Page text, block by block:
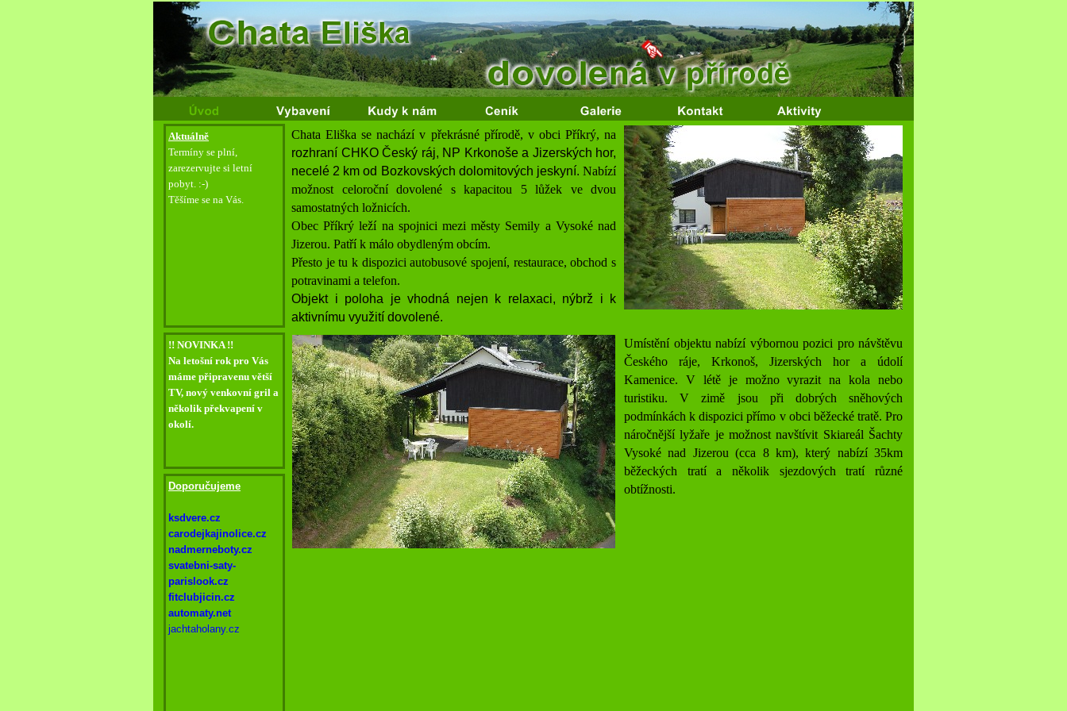
Aktuálně
Termíny se plní,
zarezervujte si letní
pobyt. :-)
Těšíme se na Vás.
Chata Eliška se nacházív překrásné přírodě, v obci Příkrý, na
rozhraní CHKO Český ráj, NP Krkonošea Jizerských hor,
necelé 2 km od Bozkovských dolomitových jeskyní. Nabízí
možnost celoroční dovolené s kapacitou 5 lůžek ve dvou
samostatných ložnicích.
Obec Příkrý leží na spojnici mezi městy Semily a Vysoké nad
Jizerou. Patří k málo obydleným obcím.
Přesto je tu k dispozici autobusové spojení, restaurace, obchod s
potravinami a telefon.
Objekt i poloha je vhodná nejen k relaxaci, nýbrž i k
aktivnímu využití dovolené.
!! NOVINKA !!
Na letošní rok pro Vás
máme připravenu větší
TV, nový venkovní gril a
několik překvapení v
okolí.
Doporučujeme
ksdvere.cz
carodejkajinolice.cz
nadmerneboty.cz
svatebni-saty-
parislook.cz
fitclubjicin.cz
automaty.net
jachtaholany.cz
Umístění objektu nabízí výbornou pozici pro návštěvu
Českého ráje, Krkonoš, Jizerských hor a údolí
Kamenice. V létě je možno vyrazit na kola nebo
turistiku. V zimě jsou při dobrých sněhových
podmínkách k dispozici přímo v obci běžecké tratě. Pro
náročnější lyžaře je možnost navštívit Skiareál Šachty
Vysoké nad Jizerou (cca 8 km), který nabízí 35km
běžeckých tratí a několik sjezdových tratí různé
obtížnosti.